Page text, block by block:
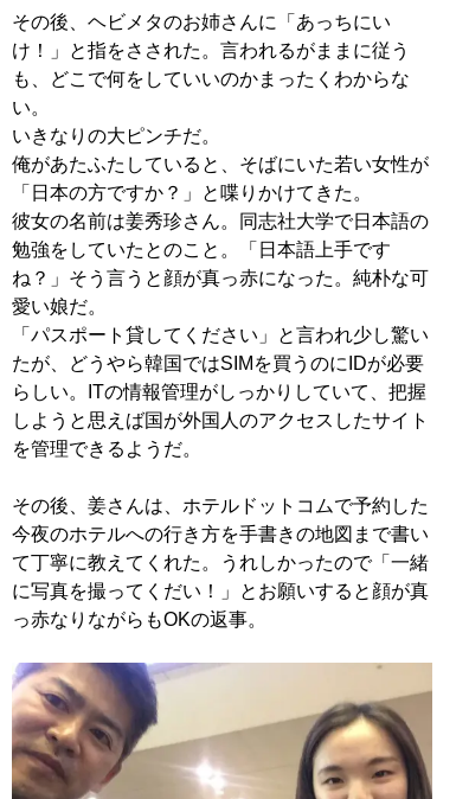
その後、ヘビメタのお姉さんに「あっちにい
け！」と指をさされた。言われるがままに従う
も、どこで何をしていいのかまったくわからな
い。
いきなりの大ピンチだ。
俺があたふたしていると、そばにいた若い女性が
「日本の方ですか？」と喋りかけてきた。
彼女の名前は姜秀珍さん。同志社大学で日本語の
勉強をしていたとのこと。「日本語上手です
ね？」そう言うと顔が真っ赤になった。純朴な可
愛い娘だ。
「パスポート貸してください」と言われ少し驚い
たが、どうやら韓国ではSIMを買うのにIDが必要
らしい。ITの情報管理がしっかりしていて、把握
しようと思えば国が外国人のアクセスしたサイト
を管理できるようだ。
その後、姜さんは、ホテルドットコムで予約した
今夜のホテルへの行き方を手書きの地図まで書い
て丁寧に教えてくれた。うれしかったので「一緒
に写真を撮ってくだい！」とお願いすると顔が真
っ赤なりながらもOKの返事。